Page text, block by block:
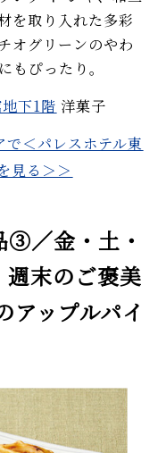
を取り入れた多彩
オグリーンのやわ
もぴったり。
下1階 洋菓子
＜パレスホテル東
見る＞＞
③／金・土・
週末のご褒美
ップルパイ